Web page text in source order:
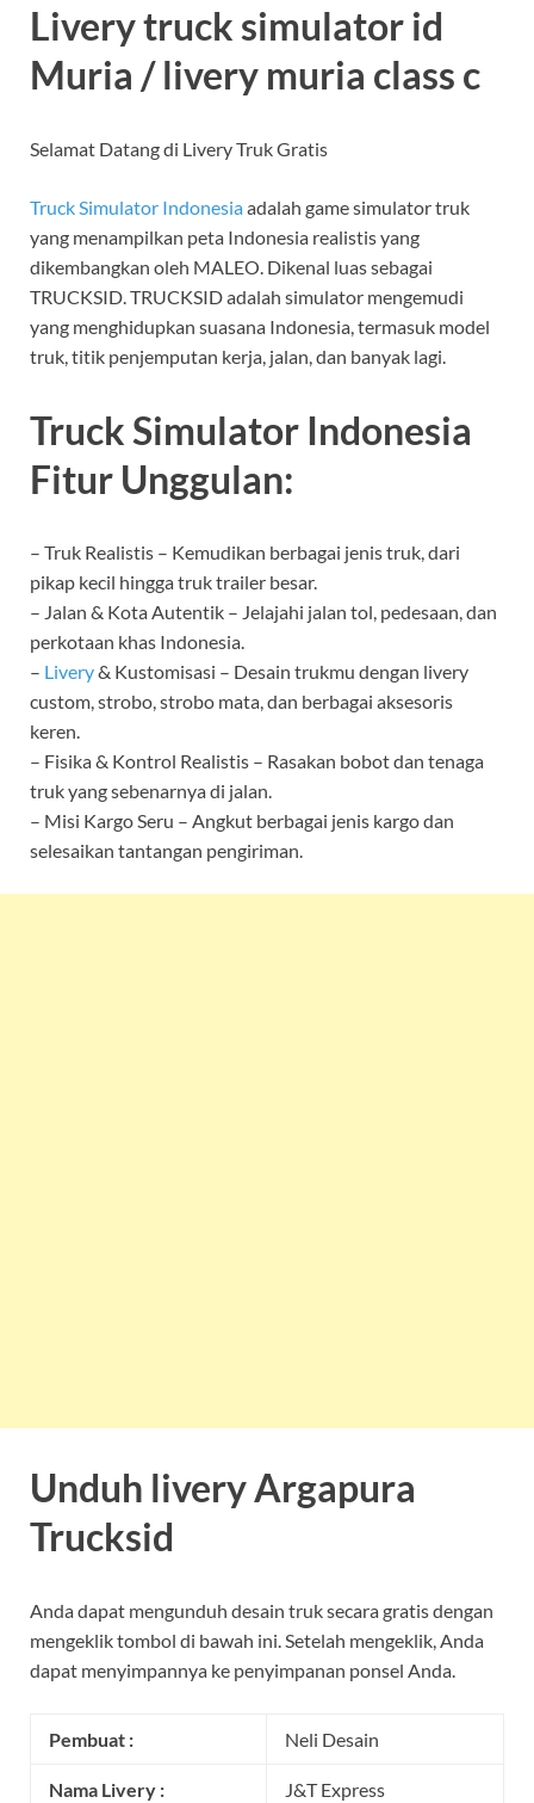
Livery truck simulator id
Muria / livery muria class c
Selamat Datang di Livery Truk Gratis
Truck Simulator Indonesiaadalah game simulator truk
yang menampilkan peta Indonesia realistis yang
dikembangkan oleh MALEO. Dikenal luas sebagai
TRUCKSID. TRUCKSID adalah simulator mengemudi
yang menghidupkan suasana Indonesia, termasuk model
truk, titik penjemputan kerja, jalan, dan banyak lagi.
Truck Simulator Indonesia
Fitur Unggulan:
– Truk Realistis – Kemudikan berbagai jenis truk, dari
pikap kecil hingga truk trailer besar.
– Jalan & Kota Autentik – Jelajahi jalan tol, pedesaan, dan
perkotaan khas Indonesia.
– Livery& Kustomisasi – Desain trukmu dengan livery
custom, strobo, strobo mata, dan berbagai aksesoris
keren.
– Fisika & Kontrol Realistis – Rasakan bobot dan tenaga
truk yang sebenarnya di jalan.
– Misi Kargo Seru – Angkut berbagai jenis kargo dan
selesaikan tantangan pengiriman.
Unduh livery Argapura
Trucksid
Anda dapat mengunduh desain truk secara gratis dengan
mengeklik tombol di bawah ini. Setelah mengeklik, Anda
dapat menyimpannya ke penyimpanan ponsel Anda.
Pembuat : Neli Desain
Nama Livery : J&T Express